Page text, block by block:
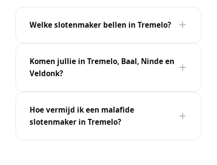
Welke slotenmaker bellen in Tremelo?
Komen jullie in Tremelo, Baal, Ninde en
Veldonk?
Hoe vermijd ik een malafide
slotenmaker in Tremelo?